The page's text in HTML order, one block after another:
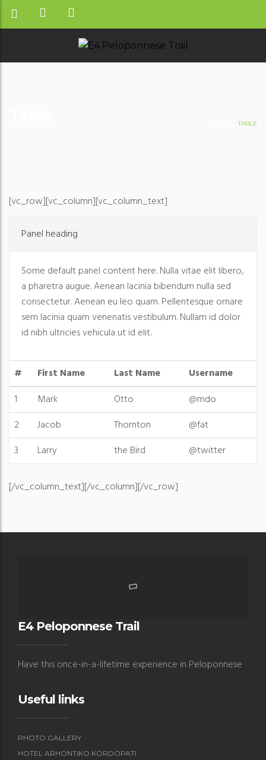
TABLE
[vc_row][vc_column][vc_column_text]
Panel heading
Some default panel content here. Nulla vitae elit libero,
a pharetra augue. Aenean lacinia bibendum nulla sed
consectetur. Aenean eu leo quam. Pellentesque ornare
sem lacinia quam venenatis vestibulum. Nullam id dolor
id nibh ultricies vehicula ut id elit.
# First Name Last Name
Username
1
Mark Otto
@mdo
2
Jacob Thornton
@fat
3
Larry the Bird @twitter
[/vc_column_text][/vc_column][/vc_row]
E4 Peloponnese Trail
Have this once-in-a-lifetime experience in Peloponnese
Useful links
PHOTO GALLERY
HOTEL ARHONTIKO KORDOPATI